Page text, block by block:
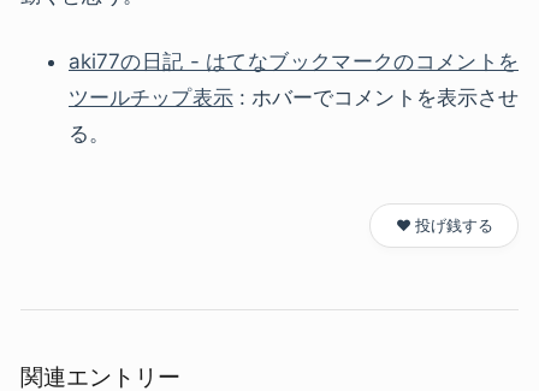
aki77の日記 - はてなブックマークのコメントを
ツールチップ表示: ホバーでコメントを表示させ
る。
❤️ 投げ銭する
関連エントリー